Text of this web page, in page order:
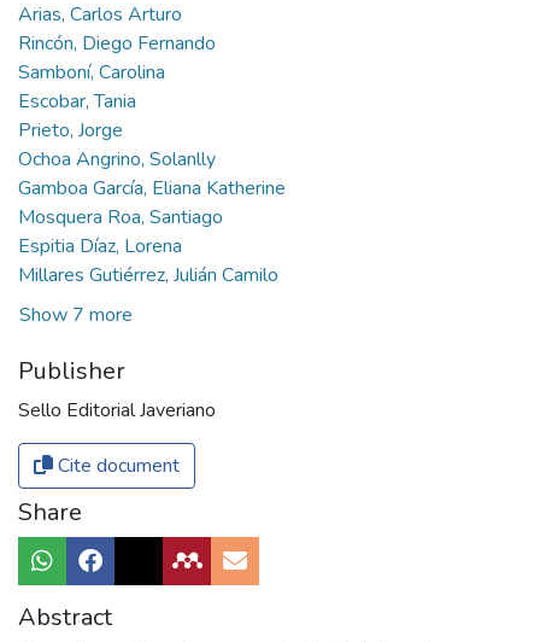
Arias, Carlos Arturo
Rincón, Diego Fernando
Samboní, Carolina
Escobar, Tania
Prieto, Jorge
Ochoa Angrino, Solanlly
Gamboa García, Eliana Katherine
Mosquera Roa, Santiago
Espitia Díaz, Lorena
Millares Gutiérrez, Julián Camilo
Show 7 more
Publisher
Sello Editorial Javeriano
Cite document
Share
Abstract